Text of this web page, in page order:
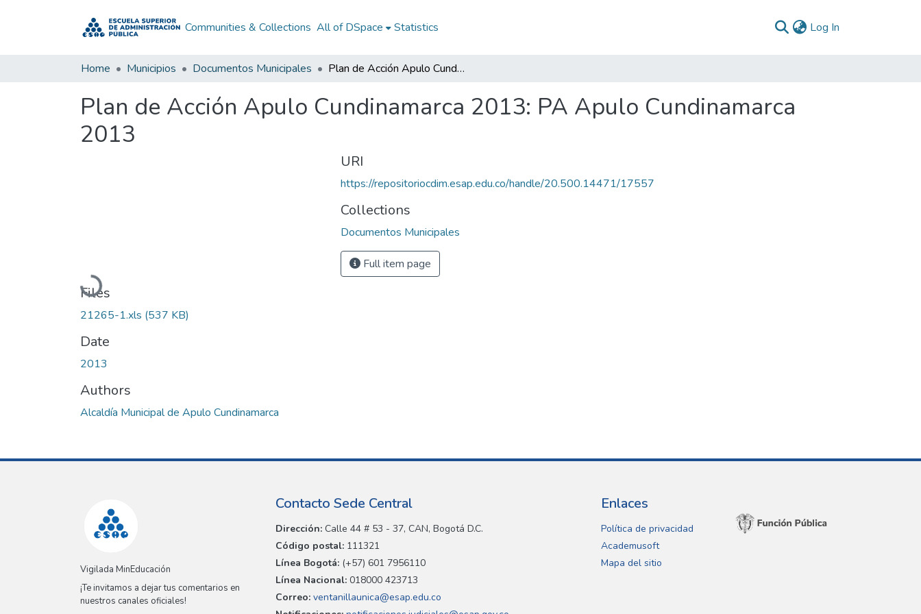
Communities & Collections All of DSpace Statistics Log In
Home Municipios Documentos Municipales Plan de Acción Apulo Cundinamarca 2013: PA Apulo Cundinamarca 2013
Plan de Acción Apulo Cundinamarca 2013: PA Apulo Cundinamarca
2013
Loading...
Files
21265-1.xls (537 KB)
Date
2013
Authors
Alcaldía Municipal de Apulo Cundinamarca
URI
https://repositoriocdim.esap.edu.co/handle/20.500.14471/17557
Collections
Documentos Municipales
Full item page
Vigilada MinEducación
¡Te invitamos a dejar tus comentarios en
nuestros canales oficiales!
Contacto Sede Central
Dirección: Calle 44 # 53 - 37, CAN, Bogotá D.C.
Código postal: 111321
Línea Bogotá: (+57) 601 7956110
Línea Nacional: 018000 423713
Correo: ventanillaunica@esap.edu.co
Enlaces
Política de privacidad
Academusoft
Mapa del sitio